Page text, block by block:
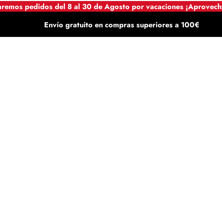
pedidos del 8 al 30 de Agosto por vacaciones
Envío gratuito en compras superiores a 100€